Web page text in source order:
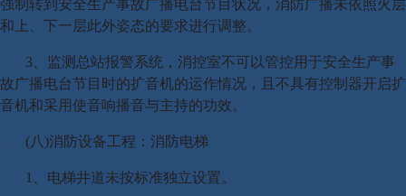
强制转到安全生产事故广播电台节目状况，消防广播未依照火层
和上、下一层此外姿态的要求进行调整。
3、监测总站报警系统，消控室不可以管控用于安全生产事
故广播电台节目时的扩音机的运作情况，且不具有控制器开启扩
音机和采用使音响播音与主持的功效。
(八)消防设备工程：消防电梯
1、电梯井道未按标准独立设置。